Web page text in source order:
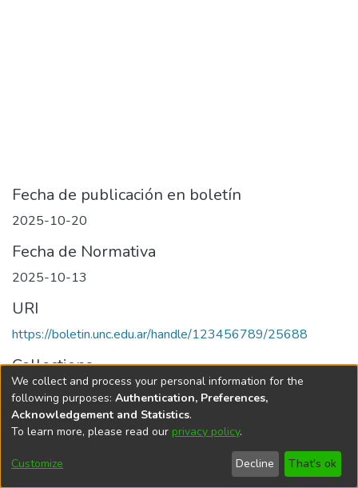
Fecha de publicación en boletín
2025-10-20
Fecha de Normativa
2025-10-13
URI
https://boletin.unc.edu.ar/handle/123456789/25688
Collections
Edición 077/2025 del 20 de octubre de 2025
Universidad Nacional de Córdoba
We collect and process your personal information for the
following purposes: Authentication, Preferences,
Acknowledgement and Statistics.
To learn more, please read our privacy policy.
Customize Decline That's ok